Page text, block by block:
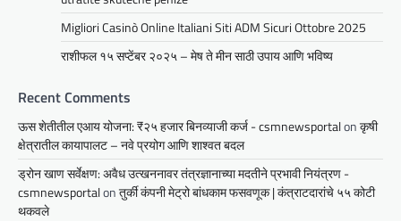
Migliori Casinò Online Italiani Siti ADM Sicuri Ottobre 2025
राशीफल १५ सप्टेंबर २०२५ – मेष ते मीन साठी उपाय आणि भविष्य
Recent Comments
ऊस शेतीतील एआय योजना: ₹२५ हजार बिनव्याजी कर्ज - csmnewsportalonकृषी
क्षेत्रातील कायापालट – नवे प्रयोग आणि शाश्वत बदल
ड्रोन खाण सर्वेक्षण: अवैध उत्खननावर तंत्रज्ञानाच्या मदतीने प्रभावी नियंत्रण -
csmnewsportalonतुर्की कंपनी मेट्रो बांधकाम फसवणूक | कंत्राटदारांचे ५५ कोटी
थकवले